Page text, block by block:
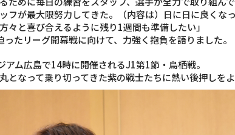
フが最大限努力してきた。（内容は）日に日に良くな
々と喜び合えるように残り1週間も準備したい」
たリーグ開幕戦に向けて、力強く抱負を語りました。
ム広島で14時に開催されるJ1第1節・鳥栖戦。
となって乗り切ってきた紫の戦士たちに熱い後押しを